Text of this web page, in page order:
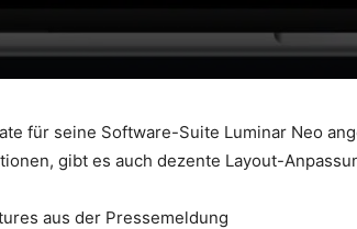
für seine Software-Suite Luminar Neo
gibt es auch dezente Layout-
aus der Pressemeldung